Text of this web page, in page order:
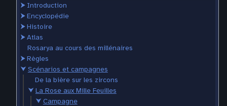
⮞ Introduction
⮞Encyclopédie
⮞Histoire
⮞Atlas
Rosarya au cours des millénaires
⮞Règles
⮟ Scénarios et campagnes
De la bière sur les zircons
⮟ La Rose aux Mille Feuilles
⮟ Campagne